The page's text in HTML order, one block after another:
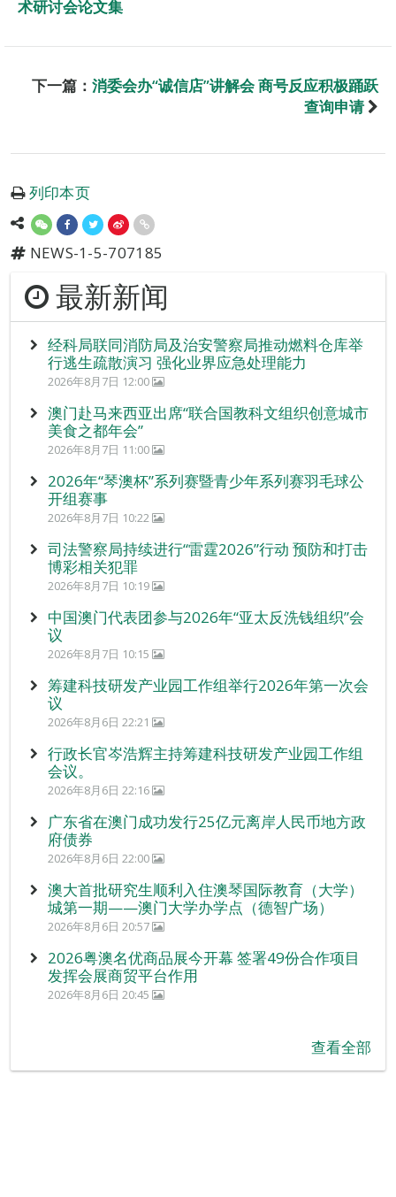
术研讨会论文集
下一篇： 消委会办“诚信店”讲解会 商号反应积极踊跃
查询申请
列印本页
NEWS-1-5-707185
最新新闻
经科局联同消防局及治安警察局推动燃料仓库举
行逃生疏散演习 强化业界应急处理能力
2026年8月7日 12:00
澳门赴马来西亚出席“联合国教科文组织创意城市
美食之都年会”
2026年8月7日 11:00
2026年“琴澳杯”系列赛暨青少年系列赛羽毛球公
开组赛事
2026年8月7日 10:22
司法警察局持续进行“雷霆2026”行动 预防和打击
博彩相关犯罪
2026年8月7日 10:19
中国澳门代表团参与2026年“亚太反洗钱组织”会
议
2026年8月7日 10:15
筹建科技研发产业园工作组举行2026年第一次会
议
2026年8月6日 22:21
行政长官岑浩辉主持筹建科技研发产业园工作组
会议。
2026年8月6日 22:16
广东省在澳门成功发行25亿元离岸人民币地方政
府债券
2026年8月6日 22:00
澳大首批研究生顺利入住澳琴国际教育（大学）
城第一期——澳门大学办学点（德智广场）
2026年8月6日 20:57
2026粤澳名优商品展今开幕 签署49份合作项目
发挥会展商贸平台作用
2026年8月6日 20:45
查看全部